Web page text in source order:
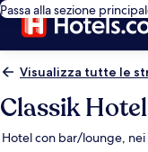
Passa alla sezione
Visualizza tutte le
Classik
Hotel con bar/lounge, nei